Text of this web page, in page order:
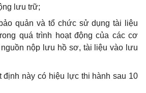
lưu trữ;
quản và tổ chức sử dụng tài liệu
quá trình hoạt động của các cơ
nộp lưu hồ sơ, tài liệu vào lưu
định này có hiệu lực thi hành sau 10